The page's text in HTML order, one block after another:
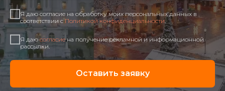
Я даю согласие на обработку моих персональных данных в
соответствии сПолитикой конфиденциальности.
Я даюсогласиена получение рекламной и информационной
рассылки.
Оставить заявку